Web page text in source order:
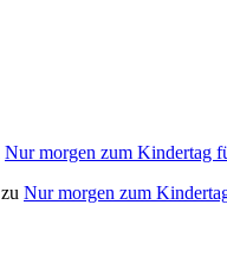
Nur morgen zum Kindertag
zu Nur morgen zum